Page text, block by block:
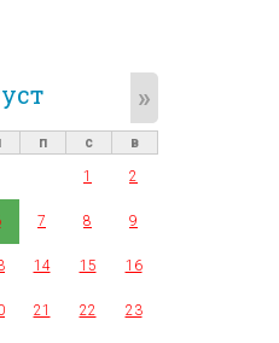
»
п с
в
1
2
7 8 9
14 15 16
21 22 23